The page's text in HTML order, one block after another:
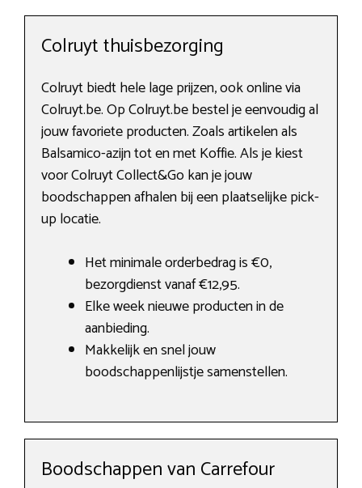
Colruyt thuisbezorging
Colruyt biedt hele lage prijzen, ook online via
Colruyt.be. Op Colruyt.be bestel je eenvoudig al
jouw favoriete producten. Zoals artikelen als
Balsamico-azijn tot en met Koffie. Als je kiest
voor Colruyt Collect&Go kan je jouw
boodschappen afhalen bij een plaatselijke pick-
up locatie.
Het minimale orderbedrag is €0,
bezorgdienst vanaf €12,95.
Elke week nieuwe producten in de
aanbieding.
Makkelijk en snel jouw
boodschappenlijstje samenstellen.
Boodschappen van Carrefour